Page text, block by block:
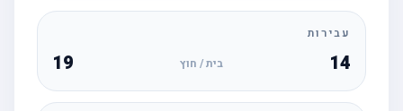
עבירות
14 בית / חוץ 19